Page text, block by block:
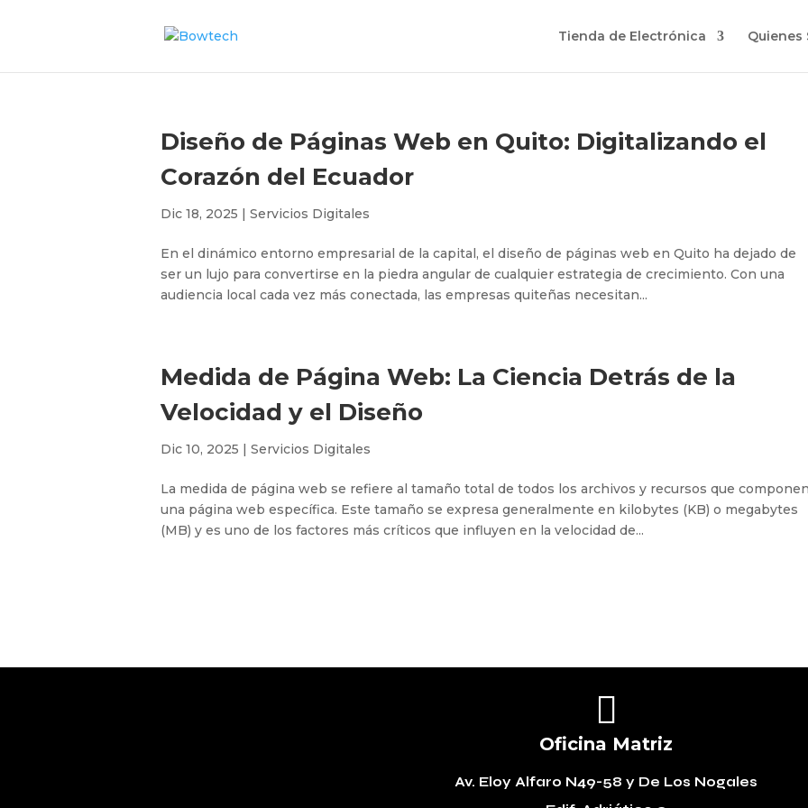
Tienda de Electrónica Quienes
Diseño de Páginas Web en Quito: Digitalizando el
Corazón del Ecuador
Dic 18, 2025 | Servicios Digitales
En el dinámico entorno empresarial de la capital, el diseño de páginas web en Quito ha dejado de
ser un lujo para convertirse en la piedra angular de cualquier estrategia de crecimiento. Con una
audiencia local cada vez más conectada, las empresas quiteñas necesitan...
Medida de Página Web: La Ciencia Detrás de la
Velocidad y el Diseño
Dic 10, 2025 | Servicios Digitales
La medida de página web se refiere al tamaño total de todos los archivos y recursos que
una página web específica. Este tamaño se expresa generalmente en kilobytes (KB) o megabytes
(MB) y es uno de los factores más críticos que influyen en la velocidad de...

Oficina Matriz
Av. Eloy Alfaro N49-58 y De Los Nogales